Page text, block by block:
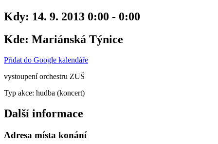
Kdy: 14. 9. 2013 0:00 - 0:00
Kde: Mariánská Týnice
Přidat do Google kalendáře
vystoupení orchestru ZUŠ
Typ akce: hudba (koncert)
Další informace
Adresa místa konání